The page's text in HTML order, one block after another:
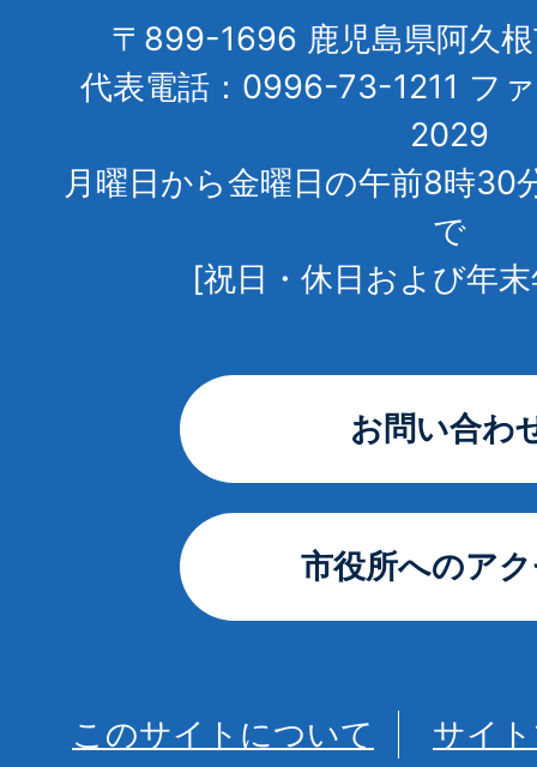
〒899-1696 鹿児島県阿久
代表電話：0996-73-1211 フ
2029
月曜日から金曜日の午前8時30
で
[祝日・休日および年
お問い合わ
市役所へのア
このサイトについて
サイ